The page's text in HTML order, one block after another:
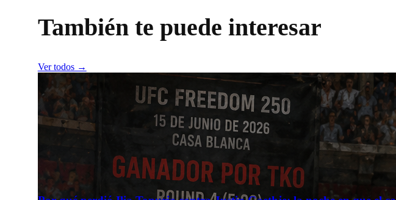
También te puede interesar
Ver todos →